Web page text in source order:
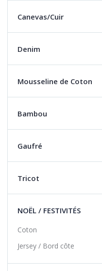
Canevas/Cuir
Denim
Mousseline de Coton
Bambou
Gaufré
Tricot
NOËL / FESTIVITÉS
Coton
Jersey / Bord côte